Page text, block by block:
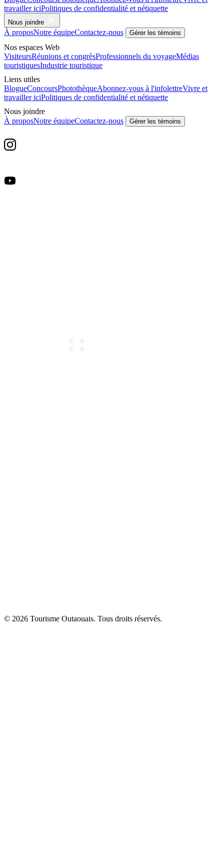
travailler iciPolitiques de confidentialité et nétiquette
Nous joindre
À proposNotre équipeContactez-nous Gérer les témoins
Nos espaces Web
VisiteursRéunions et congrèsProfessionnels du voyageMédias
touristiquesIndustrie touristique
Liens utiles
BlogueConcoursPhotothèqueAbonnez-vous à l'infolettreVivre et
travailler iciPolitiques de confidentialité et nétiquette
Nous joindre
À proposNotre équipeContactez-nous Gérer les témoins
© 2026 Tourisme Outaouais. Tous droits réservés.